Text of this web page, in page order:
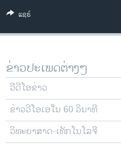
ພາສາອັງກິດ
ລາຍການກະຈາຍສຽງ
ລາຍງານ
ຕິດຕາມພວກເຮົາ ທີ່
ພາສາຕ່າງໆ
ແຊຣ໌
ຂ່າວປະເພດຕ່າງໆ
ວີດີໂອຂ່າວ
ຂ່າວວີໂອເອໃນ 60 ວິນາທີ
ວິທະຍາສາດ-ເທັກໂນໂລຈີ